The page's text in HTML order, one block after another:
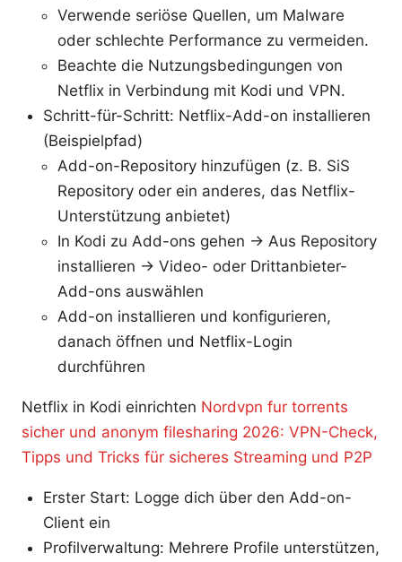
Verwende seriöse Quellen, um Malware
oder schlechte Performance zu vermeiden.
Beachte die Nutzungsbedingungen von
Netflix in Verbindung mit Kodi und VPN.
Schritt-für-Schritt: Netflix-Add-on installieren
(Beispielpfad)
Add-on-Repository hinzufügen (z. B. SiS
Repository oder ein anderes, das Netflix-
Unterstützung anbietet)
In Kodi zu Add-ons gehen → Aus Repository
installieren → Video- oder Drittanbieter-
Add-ons auswählen
Add-on installieren und konfigurieren,
danach öffnen und Netflix-Login
durchführen
Netflix in Kodi einrichten Nordvpn fur torrents
sicher und anonym filesharing 2026: VPN-Check,
Tipps und Tricks für sicheres Streaming und P2P
Erster Start: Logge dich über den Add-on-
Client ein
Profilverwaltung: Mehrere Profile unterstützen,